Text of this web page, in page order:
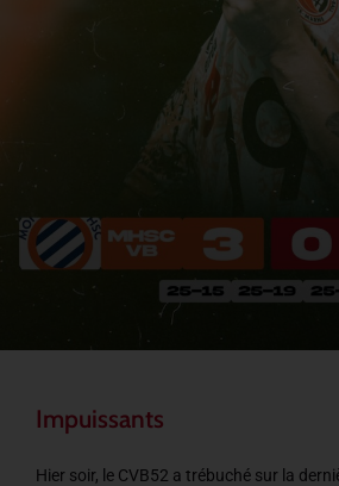
Impuissants
Hier soir, le CVB52 a trébuché sur la